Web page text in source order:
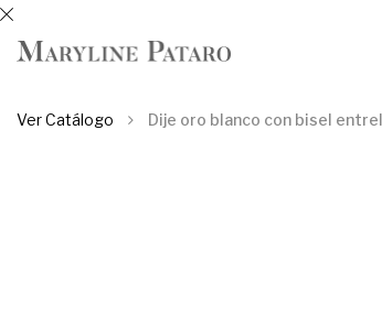
Ver Catálogo Dije oro blanco con bisel